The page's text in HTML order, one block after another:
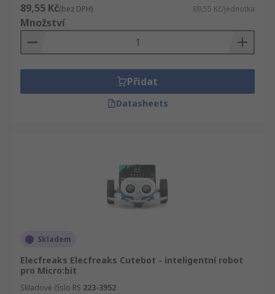
89,55 Kč(bez DPH) 89,55 Kč/jednotka
Množství
Přidat
Datasheets
Skladem
Elecfreaks Elecfreaks Cutebot - inteligentní robot
pro Micro:bit
Skladové číslo RS 223-3952